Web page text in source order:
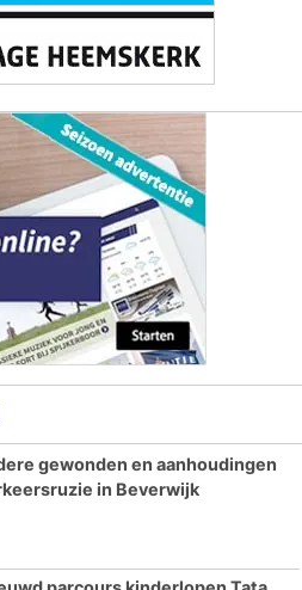
gewonden en aanhoudingen
in Beverwijk